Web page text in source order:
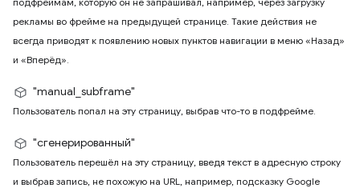
рекламы во фрейме на предыдущей странице. Такие действия не
всегда приводят к появлению новых пунктов навигации в меню «Назад»
и «Вперёд».
"manual_subframe"
Пользователь попал на эту страницу, выбрав что-то в подфрейме.
"сгенерированный"
Пользователь перешёл на эту страницу, введя текст в адресную строку
и выбрав запись, не похожую на URL, например, подсказку Google